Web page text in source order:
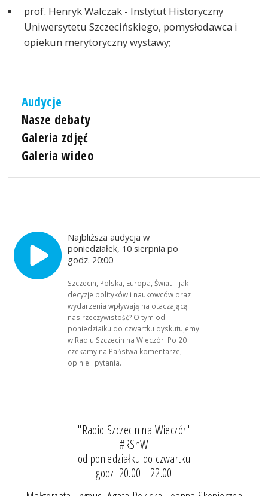
prof. Henryk Walczak - Instytut Historyczny
Uniwersytetu Szczecińskiego, pomysłodawca i
opiekun merytoryczny wystawy;
Audycje
Nasze debaty
Galeria zdjęć
Galeria wideo
Najbliższa audycja w
poniedziałek, 10 sierpnia po
godz. 20:00
Szczecin, Polska, Europa, Świat – jak
decyzje polityków i naukowców oraz
wydarzenia wpływają na otaczającą
nas rzeczywistość? O tym od
poniedziałku do czwartku dyskutujemy
w Radiu Szczecin na Wieczór. Po 20
czekamy na Państwa komentarze,
opinie i pytania.
"Radio Szczecin na Wieczór"
#RSnW
od poniedziałku do czwartku
godz. 20.00 - 22.00